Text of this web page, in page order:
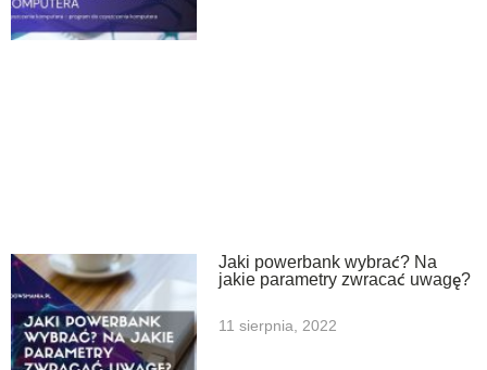
Jaki powerbank wybrać? Na
jakie parametry zwracać uwagę?
11 sierpnia, 2022